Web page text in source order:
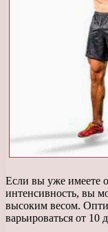
Если вы уже имеете
интенсивность, вы
высоким весом.
варьироваться от 10